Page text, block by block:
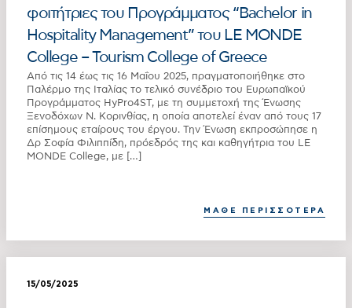
φοιτήτριες του Προγράμματος “Bachelor in
Hospitality Management” του LE MONDE
College – Tourism College of Greece
Από τις 14 έως τις 16 Μαΐου 2025, πραγματοποιήθηκε στο
Παλέρμο της Ιταλίας το τελικό συνέδριο του Ευρωπαϊκού
Προγράμματος HyPro4ST, με τη συμμετοχή της Ένωσης
Ξενοδόχων Ν. Κορινθίας, η οποία αποτελεί έναν από τους 17
επίσημους εταίρους του έργου. Την Ένωση εκπροσώπησε η
Δρ Σοφία Φιλιππίδη, πρόεδρός της και καθηγήτρια του LE
MONDE College, με […]
ΜΑΘΕ ΠΕΡΙΣΣΟΤΕΡΑ
15/05/2025